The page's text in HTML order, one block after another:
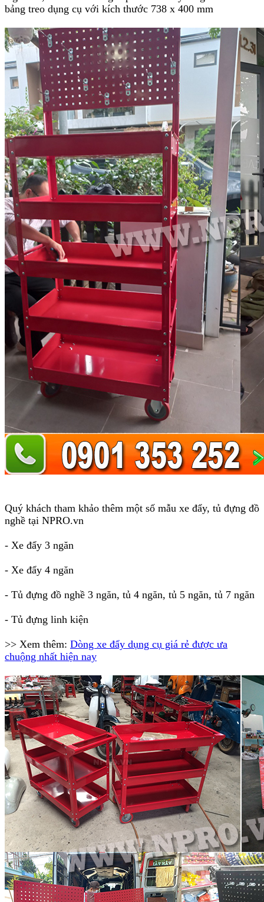
bảng treo dụng cụ với kích thước 738 x 400 mm
Quý khách tham khảo thêm một số mẫu xe đẩy, tủ đựng đồ
nghề tại NPRO.vn
- Xe đẩy 3 ngăn
- Xe đẩy 4 ngăn
- Tủ đựng đồ nghề 3 ngăn, tủ 4 ngăn, tủ 5 ngăn, tủ 7 ngăn
- Tủ đựng linh kiện
>> Xem thêm: Dòng xe đẩy dụng cụ giá rẻ được ưa
chuộng nhất hiện nay